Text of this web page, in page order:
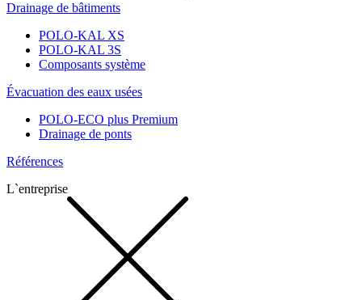
Drainage de bâtiments
POLO-KAL XS
POLO-KAL 3S
Composants système
Évacuation des eaux usées
POLO-ECO plus Premium
Drainage de ponts
Références
L`entreprise